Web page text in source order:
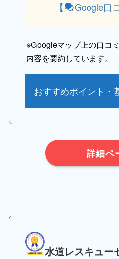
【 Google口
※Googleマップ上の口コ
内容を要約しています。
おすすめポイント・
詳細ペ
水道レスキュー